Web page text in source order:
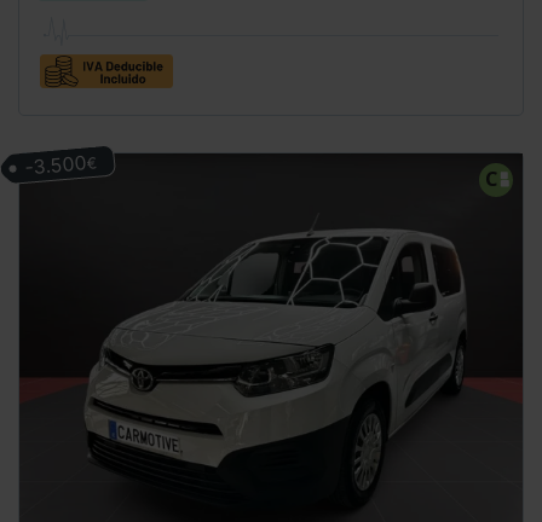
-3.500€